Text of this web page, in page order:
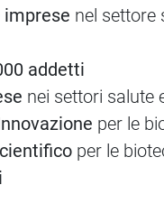
imprese nel settore
addetti
nei settori salute
per le
per le